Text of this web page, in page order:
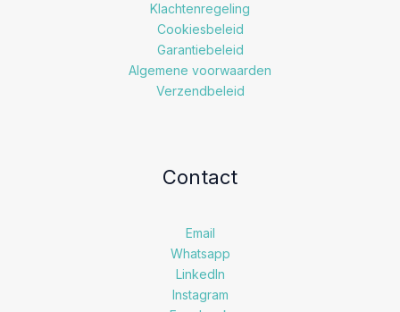
Klachtenregeling
Cookiesbeleid
Garantiebeleid
Algemene voorwaarden
Verzendbeleid
Contact
Email
Whatsapp
LinkedIn
Instagram